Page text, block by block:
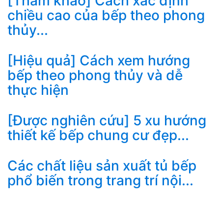
chiều cao của bếp theo phong
thủy...
[Hiệu quả] Cách xem hướng
bếp theo phong thủy và dễ
thực hiện
[Được nghiên cứu] 5 xu hướng
thiết kế bếp chung cư đẹp...
Các chất liệu sản xuất tủ bếp
phổ biến trong trang trí nội...